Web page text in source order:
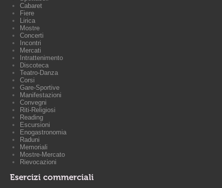
Cabaret
Fiere
Lirica
Mostre
Concerti
Incontri
Mercati
Intrattenimento
Discoteca
Teatro-Danza
Corsi
Gare-Sportive
Manifestazioni
Convegni
Riti-Religiosi
Reading
Escursioni
Enogastronomia
Raduni
Memoriali
Mostre-Mercato
Rievocazioni
Esercizi commerciali